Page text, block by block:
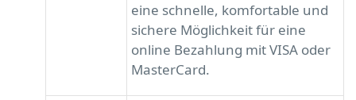
eine schnelle, komfortable und
sichere Möglichkeit für eine
online Bezahlung mit VISA oder
MasterCard.